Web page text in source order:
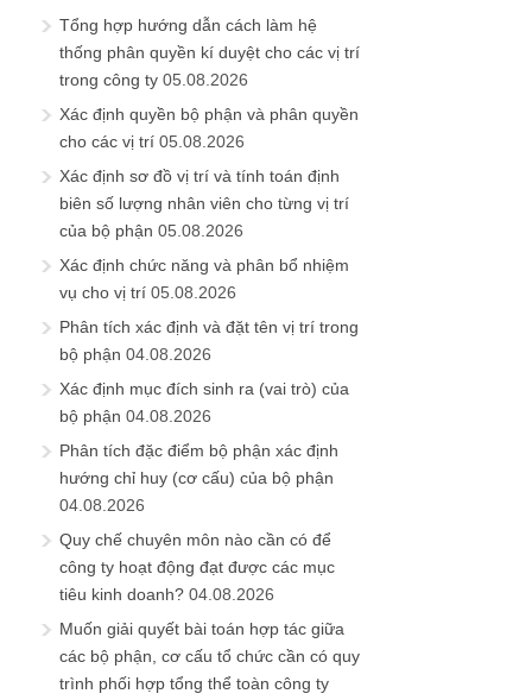
Tổng hợp hướng dẫn cách làm hệ
thống phân quyền kí duyệt cho các vị trí
trong công ty 05.08.2026
Xác định quyền bộ phận và phân quyền
cho các vị trí 05.08.2026
Xác định sơ đồ vị trí và tính toán định
biên số lượng nhân viên cho từng vị trí
của bộ phận 05.08.2026
Xác định chức năng và phân bổ nhiệm
vụ cho vị trí 05.08.2026
Phân tích xác định và đặt tên vị trí trong
bộ phận 04.08.2026
Xác định mục đích sinh ra (vai trò) của
bộ phận 04.08.2026
Phân tích đặc điểm bộ phận xác định
hướng chỉ huy (cơ cấu) của bộ phận
04.08.2026
Quy chế chuyên môn nào cần có để
công ty hoạt động đạt được các mục
tiêu kinh doanh? 04.08.2026
Muốn giải quyết bài toán hợp tác giữa
các bộ phận, cơ cấu tổ chức cần có quy
trình phối hợp tổng thể toàn công ty